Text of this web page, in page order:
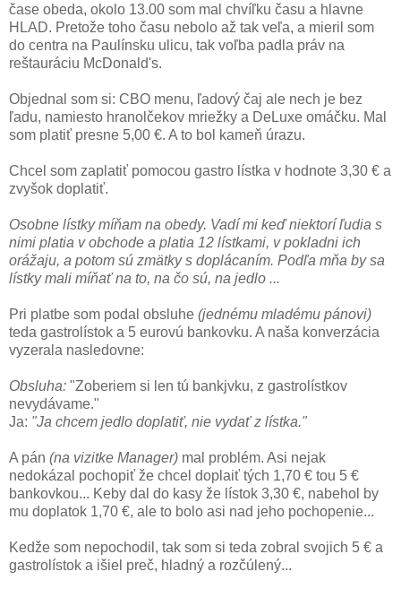
čase obeda, okolo 13.00 som mal chvíľku času a hlavne
HLAD. Pretože toho času nebolo až tak veľa, a mieril som
do centra na Paulínsku ulicu, tak voľba padla práv na
reštauráciu McDonald's.
Objednal som si: CBO menu, ľadový čaj ale nech je bez
ľadu, namiesto hranolčekov mriežky a DeLuxe omáčku. Mal
som platiť presne 5,00 €. A to bol kameň úrazu.
Chcel som zaplatiť pomocou gastro lístka v hodnote 3,30 € a
zvyšok doplatiť.
Osobne lístky míňam na obedy. Vadí mi keď niektorí ľudia s
nimi platia v obchode a platia 12 lístkami, v pokladni ich
orážaju, a potom sú zmätky s doplácaním. Podľa mňa by sa
lístky mali míňať na to, na čo sú, na jedlo ...
Pri platbe som podal obsluhe (jednému mladému pánovi)
teda gastrolístok a 5 eurovú bankovku. A naša konverzácia
vyzerala nasledovne:
Obsluha: "Zoberiem si len tú bankjvku, z gastrolístkov
nevydávame."
Ja: "Ja chcem jedlo doplatiť, nie vydať z lístka."
A pán (na vizitke Manager) mal problém. Asi nejak
nedokázal pochopiť že chcel doplaiť tých 1,70 € tou 5 €
bankovkou... Keby dal do kasy že lístok 3,30 €, nabehol by
mu doplatok 1,70 €, ale to bolo asi nad jeho pochopenie...
Kedže som nepochodil, tak som si teda zobral svojich 5 € a
gastrolístok a išiel preč, hladný a rozčúlený...